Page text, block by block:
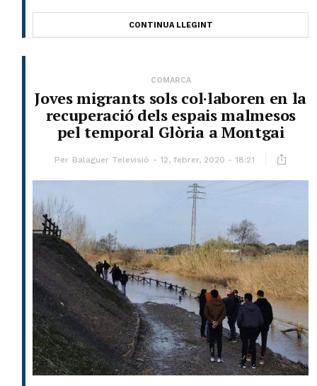
CONTINUA LLEGINT
COMARCA
Joves migrants sols col·laboren en la
recuperació dels espais malmesos
pel temporal Glòria a Montgai
Per Balaguer Televisió 12, febrer, 2020 - 18:21